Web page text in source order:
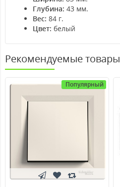
Глубина: 43 мм.
Вес: 84 г.
Цвет: белый
Рекомендуемые товары
Популярный